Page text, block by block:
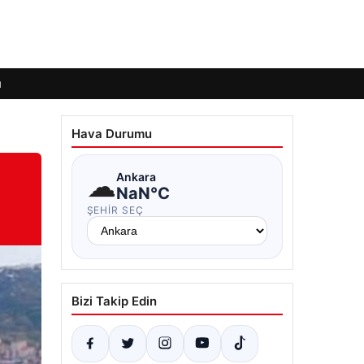
Hava Durumu
☁Ankara
NaN°C
ŞEHIR SEÇ
Bizi Takip Edin